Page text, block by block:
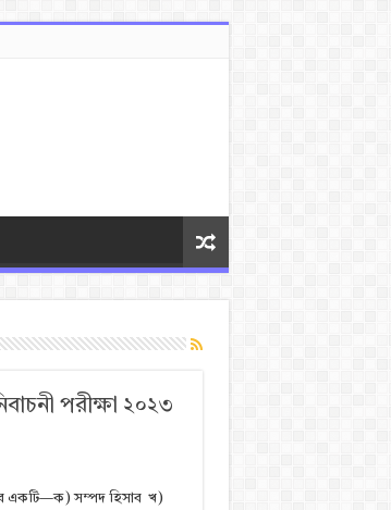
পরীক্ষা ২০২৩
একটি—ক) সম্পদ হিসাব খ)